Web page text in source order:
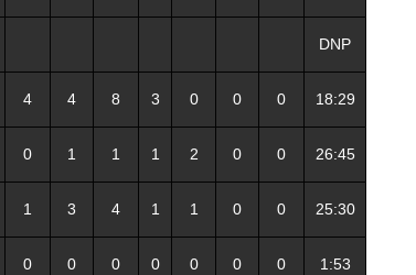
DNP
4 4 8 3 0 0 0 18:29
0 1 1 1 2 0 0 26:45
1 3 4 1 1 0 0 25:30
0 0 0 0 0 0 0 1:53